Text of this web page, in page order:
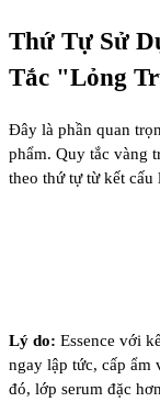
Thứ Tự Sử
Tắc "Lỏng
Đây là phần quan
phẩm. Quy tắc vàng
theo thứ tự từ kết cấu
Lý do: Essence với
ngay lập tức, cấp ẩm
đó, lớp serum đặc